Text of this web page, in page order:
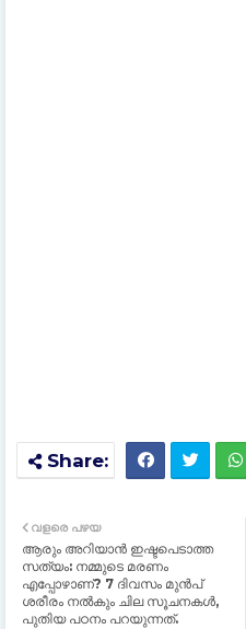
വളരെ പഴയ
ആരും അറിയാൻ ഇഷ്ടപെടാത്ത
സത്യം: നമ്മുടെ മരണം
എപ്പോഴാണ്? 7 ദിവസം മുൻപ്
ശരീരം നല്‍കും ചില സൂചനകള്‍,
പുതിയ പഠനം പറയുന്നത്.